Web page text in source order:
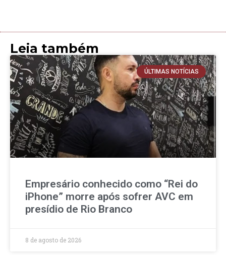
Leia também
ÚLTIMAS NOTÍCIAS
Empresário conhecido como “Rei do
iPhone” morre após sofrer AVC em
presídio de Rio Branco
8 de agosto de 2026